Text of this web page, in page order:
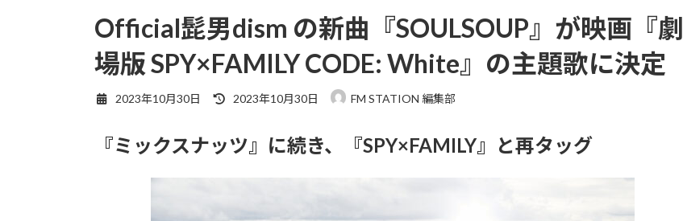
Official髭男dism の新曲『SOULSOUP』が映画『劇
場版 SPY×FAMILY CODE: White』の主題歌に決定
2023年10月30日
最
新
2023年10月30日 FM STATION 編集部
『ミックスナッツ』に続き、『SPY×FAMILY』と再タッグ